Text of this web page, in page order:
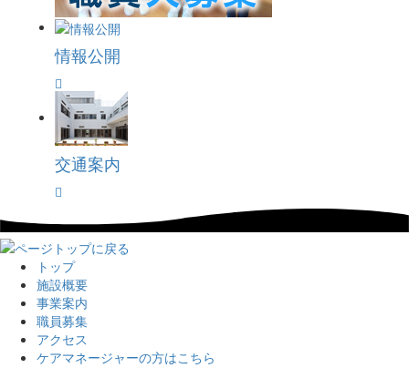
情報公開
交通案内
トップ
施設概要
事業案内
職員募集
アクセス
ケアマネージャーの方はこちら